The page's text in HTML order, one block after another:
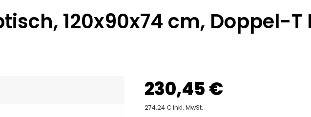
120x90x74 cm, Doppel-T
230,45 €
274,24 € inkl. MwSt.